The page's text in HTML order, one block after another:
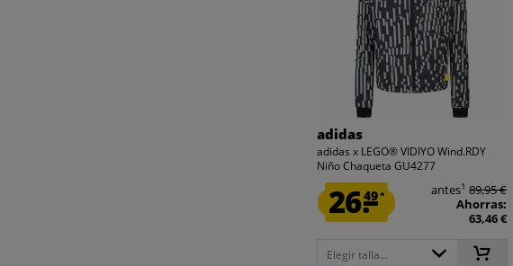
adidas
adidas x LEGO® VIDIYO Wind.RDY
Niño Chaqueta GU4277
26.49* antes1 89,95 €
Ahorras:
63,46 €
Elegir talla...